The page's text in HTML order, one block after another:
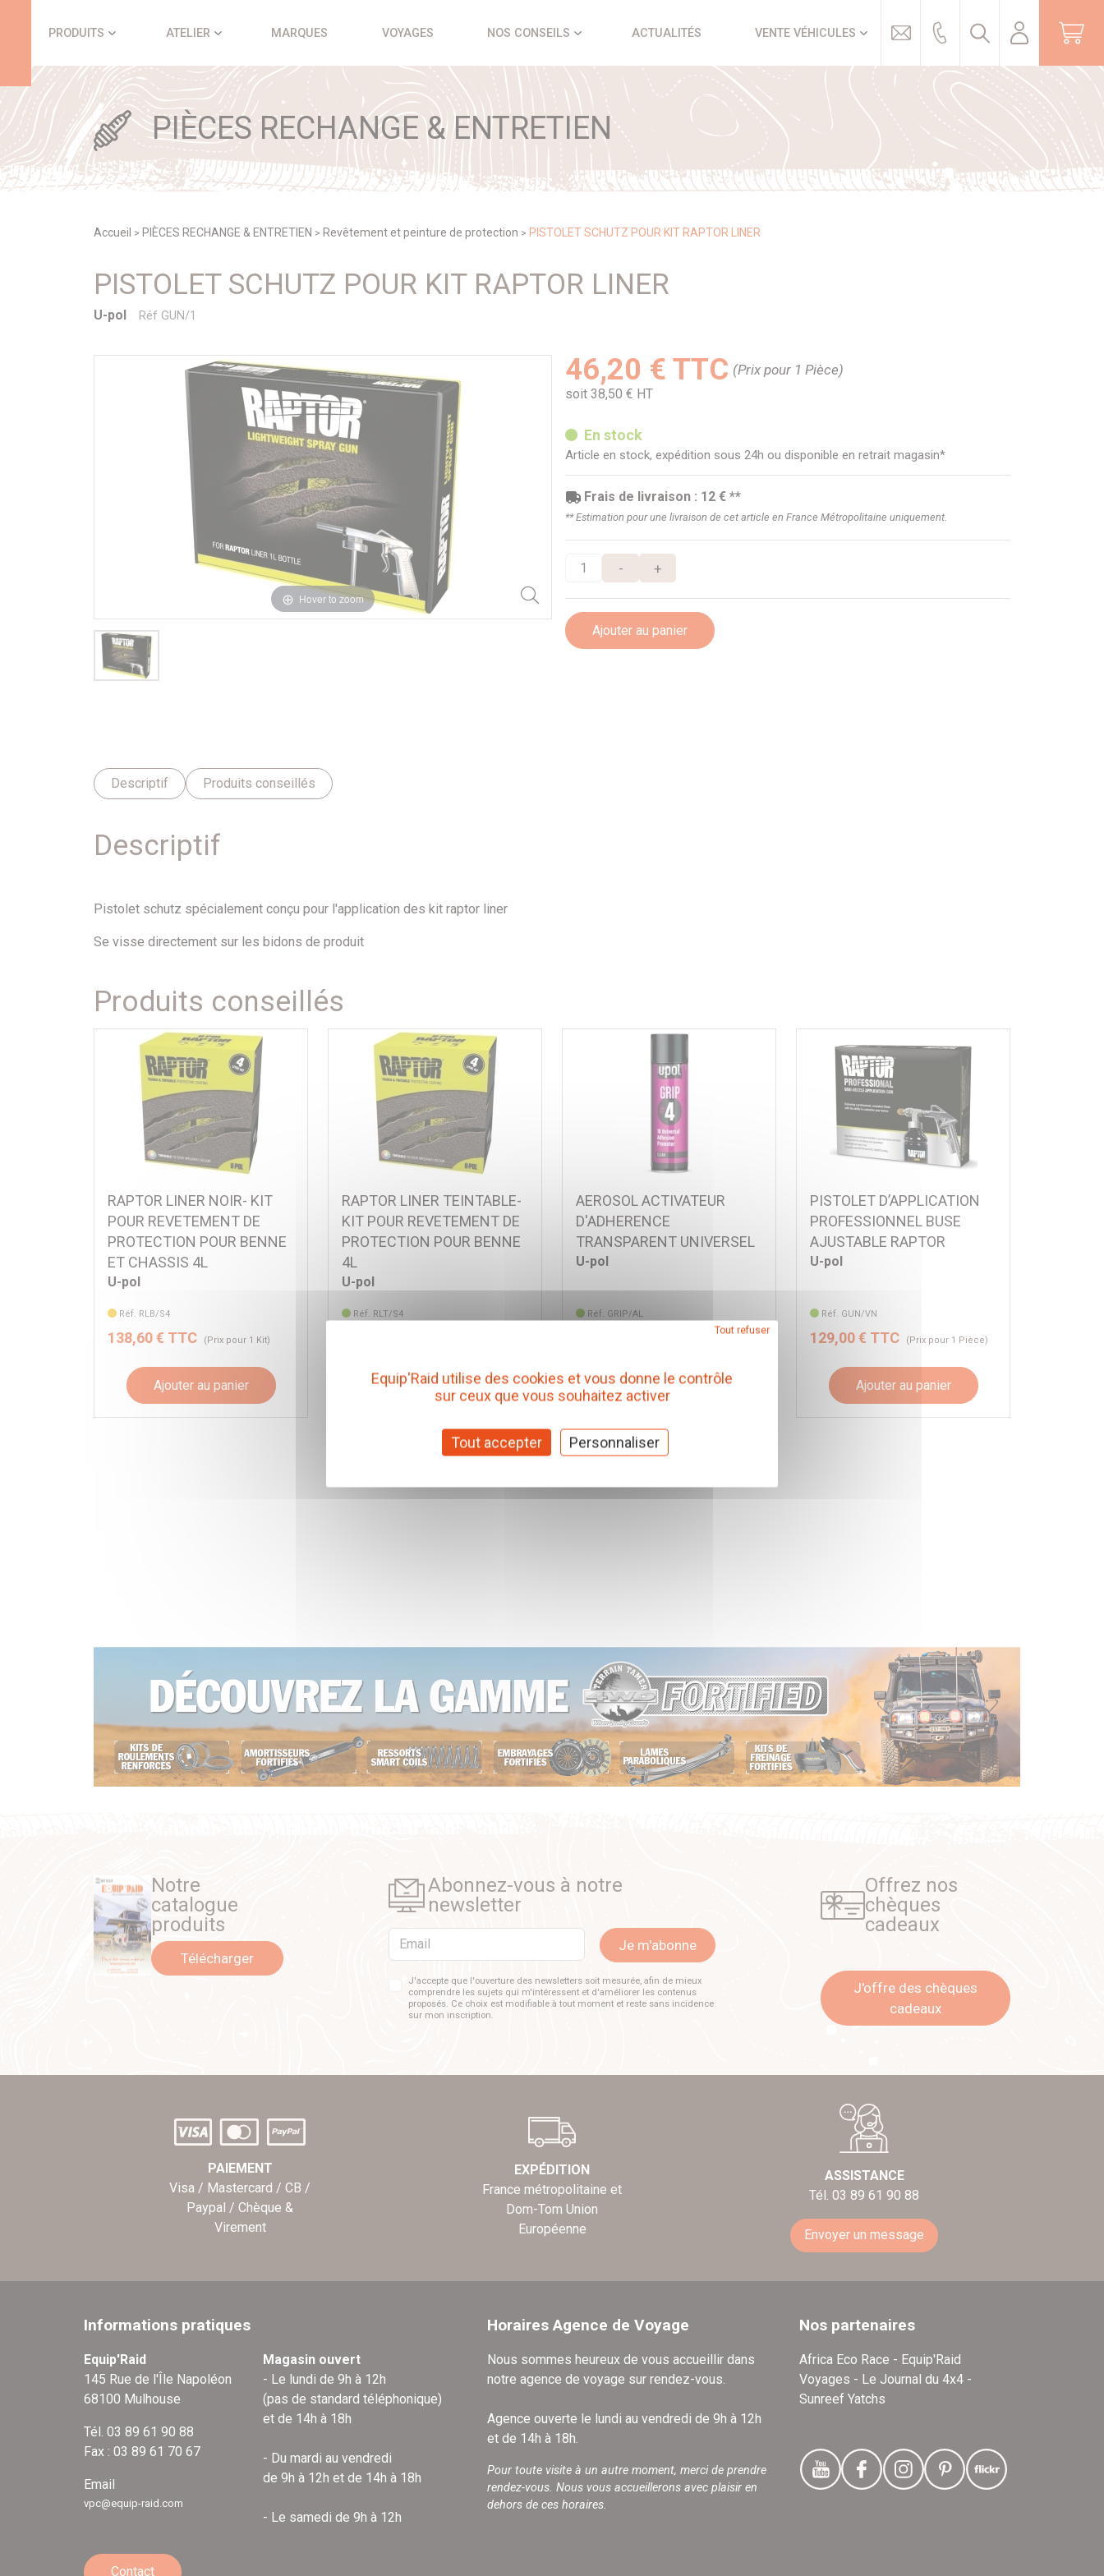
PRODUITS ATELIER MARQUES VOYAGES NOS CONSEILS ACTUALITÉS VENTE VÉHICULES
PIÈCES RECHANGE & ENTRETIEN
Accueil > PIÈCES RECHANGE & ENTRETIEN > Revêtement et peinture de protection > PISTOLET SCHUTZ POUR KIT RAPTOR LINER
PISTOLET SCHUTZ POUR KIT RAPTOR LINER
U-pol Réf GUN/1
Hover to zoom
46,20 € TTC (Prix pour 1 Pièce)
soit 38,50 € HT
En stock
Article en stock, expédition sous 24h ou disponible en retrait magasin*
Frais de livraison : 12 € **
** Estimation pour une livraison de cet article en France Métropolitaine uniquement.
- +
Ajouter au panier
Descriptif Produits conseillés
Descriptif
Pistolet schutz spécialement conçu pour l'application des kit raptor liner
Se visse directement sur les bidons de produit
Produits conseillés
RAPTOR LINER NOIR- KIT
POUR REVETEMENT DE
PROTECTION POUR BENNE
ET CHASSIS 4L
U-pol
Réf. RLB/S4
138,60 € TTC (Prix pour 1 Kit)
Ajouter au panier
RAPTOR LINER TEINTABLE-
KIT POUR REVETEMENT DE
PROTECTION POUR BENNE
4L
U-pol
Réf. RLT/S4
Ajouter au panier
AEROSOL ACTIVATEUR
D'ADHERENCE
TRANSPARENT UNIVERSEL
U-pol
Réf. GRIP/AL
Ajouter au panier
PISTOLET D’APPLICATION
PROFESSIONNEL BUSE
AJUSTABLE RAPTOR
U-pol
Réf. GUN/VN
129,00 € TTC (Prix pour 1 Pièce)
Ajouter au panier
Voir plus
Notre
catalogue
produits
Télécharger
Abonnez-vous à notre
newsletter
Email Je m'abonne
J'accepte que l'ouverture des newsletters soit mesurée, afin de mieux
comprendre les sujets qui m'intéressent et d'améliorer les contenus
proposés. Ce choix est modifiable à tout moment et reste sans incidence
sur mon inscription.
Offrez nos
chèques
cadeaux
J'offre des chèques
cadeaux
PAIEMENT
Visa / Mastercard / CB /
Paypal / Chèque &
Virement
EXPÉDITION
France métropolitaine et
Dom-Tom Union
Européenne
ASSISTANCE
Tél. 03 89 61 90 88
Envoyer un message
Informations pratiques
Equip'Raid
145 Rue de l'Île Napoléon
68100 Mulhouse
Tél. 03 89 61 90 88
Fax : 03 89 61 70 67
Email
vpc@equip-raid.com
Magasin ouvert
- Le lundi de 9h à 12h
(pas de standard téléphonique)
et de 14h à 18h
- Du mardi au vendredi
de 9h à 12h et de 14h à 18h
- Le samedi de 9h à 12h
Contact
Horaires Agence de Voyage
Nous sommes heureux de vous accueillir dans
notre agence de voyage sur rendez-vous.
Agence ouverte le lundi au vendredi de 9h à 12h
et de 14h à 18h.
Pour toute visite à un autre moment, merci de prendre
rendez-vous. Nous vous accueillerons avec plaisir en
dehors de ces horaires.
Nos partenaires
Africa Eco Race - Equip'Raid
Voyages - Le Journal du 4x4 -
Sunreef Yatchs
Equip'Raid utilise des cookies et vous donne le contrôle
sur ceux que vous souhaitez activer
Tout accepter
Tout refuser
Personnaliser